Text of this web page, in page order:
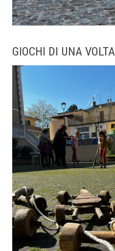
GIOCHI DI UNA VOLTA